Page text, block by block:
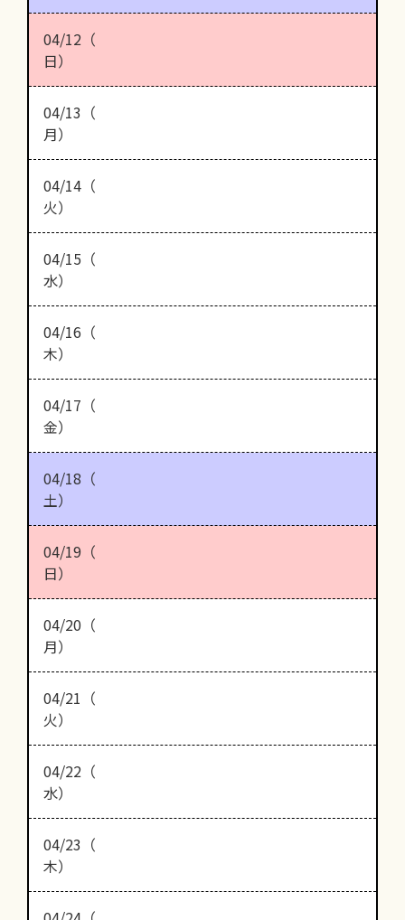
04/12（
日）
04/13（
月）
04/14（
火）
04/15（
水）
04/16（
木）
04/17（
金）
04/18（
土）
04/19（
日）
04/20（
月）
04/21（
火）
04/22（
水）
04/23（
木）